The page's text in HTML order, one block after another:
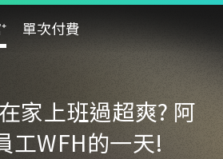
單次付費
家上班過超爽? 阿
工WFH的一天!